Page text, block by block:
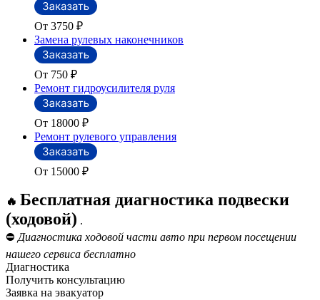
От 3750 ₽
Замена рулевых наконечников
От 750 ₽
Ремонт гидроусилителя руля
От 18000 ₽
Ремонт рулевого управления
От 15000 ₽
🔥 Бесплатная диагностика подвески
(ходовой) .
⛔ Диагностика ходовой части авто при первом посещении
нашего сервиса бесплатно
Диагностика
Получить консультацию
Заявка на эвакуатор